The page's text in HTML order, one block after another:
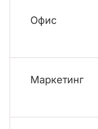
Офис
Маркетинг